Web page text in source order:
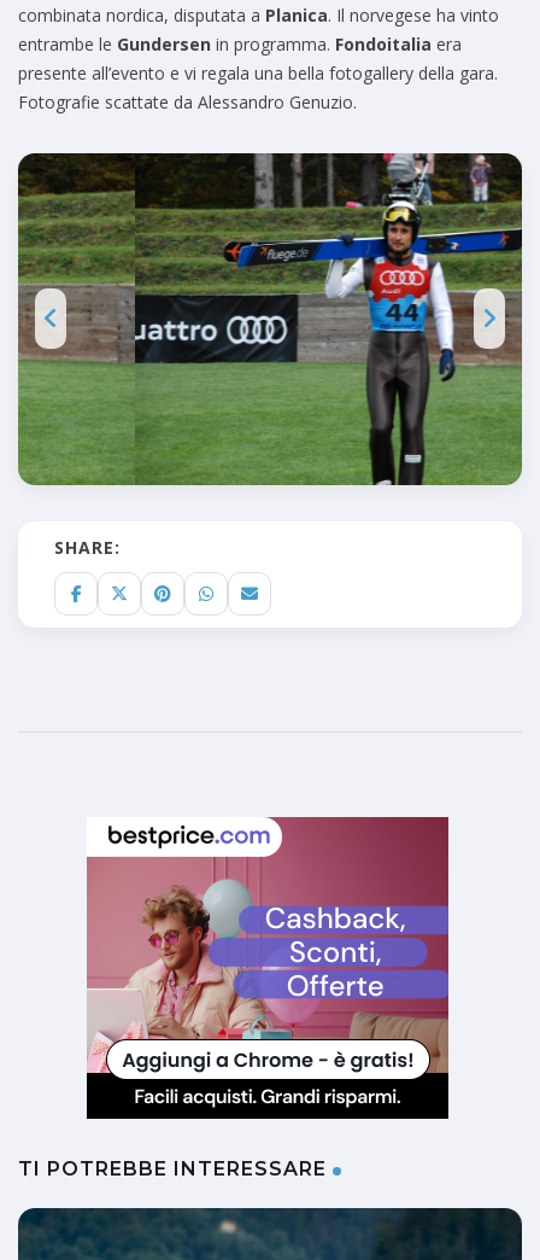
combinata nordica, disputata a Planica. Il norvegese ha vinto
entrambe le Gundersen in programma. Fondoitalia era
presente all’evento e vi regala una bella fotogallery della gara.
Fotografie scattate da Alessandro Genuzio.
SHARE:
TI POTREBBE INTERESSARE